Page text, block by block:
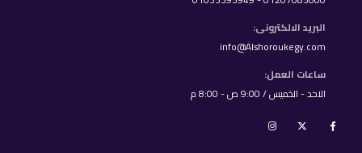
البريد الالكترونى:
info@Alshoroukegy.com
ساعات العمل:
الاحد - الخميس / 9:00 ص - 8:00 م